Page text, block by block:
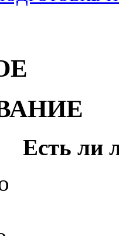
Есть ли